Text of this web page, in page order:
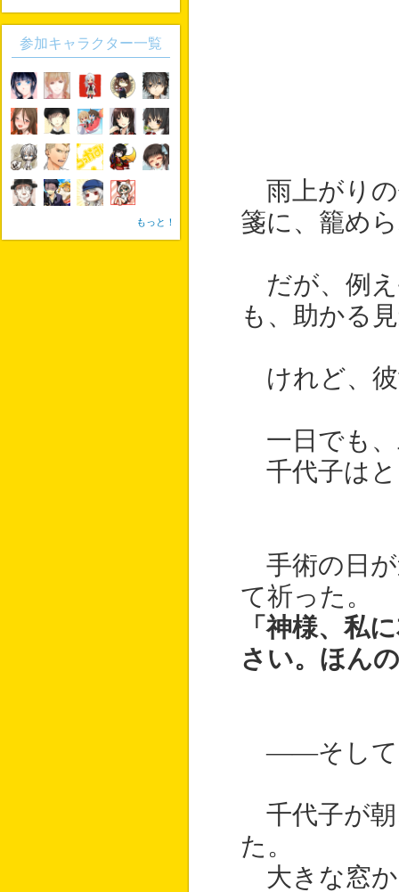
雨上がりの
箋に、籠め
だが、例え
も、助かる
けれど、彼
一日でも、
千代子は
手術の日が
て祈った。
「神様、私
さい。ほん
――そして
千代子が朝
た。
大きな窓か
参加キャラクター一覧
もっと！